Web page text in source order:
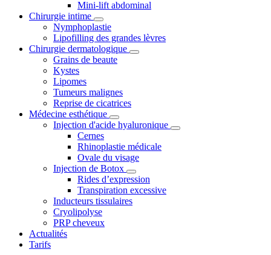
Mini-lift abdominal
Chirurgie intime
Nymphoplastie
Lipofilling des grandes lèvres
Chirurgie dermatologique
Grains de beaute
Kystes
Lipomes
Tumeurs malignes
Reprise de cicatrices
Médecine esthétique
Injection d'acide hyaluronique
Cernes
Rhinoplastie médicale
Ovale du visage
Injection de Botox
Rides d’expression
Transpiration excessive
Inducteurs tissulaires
Cryolipolyse
PRP cheveux
Actualités
Tarifs